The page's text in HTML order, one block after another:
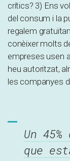
crítics? 3) Ens
del consum i la
regalem
conèixer molts
empreses usen
heu autoritzat,
les companyes
Un
que